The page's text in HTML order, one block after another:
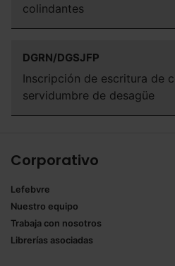
colindantes
DGRN/DGSJFP
Inscripción de escritura de
servidumbre de desagüe
Corporativo
Lefebvre
Nuestro equipo
Trabaja con nosotros
Librerías asociadas